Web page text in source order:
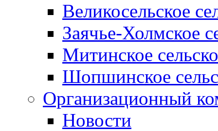
Великосельское
Заячье-Холмское
Митинское
Шопшинское
Организационный
Новости